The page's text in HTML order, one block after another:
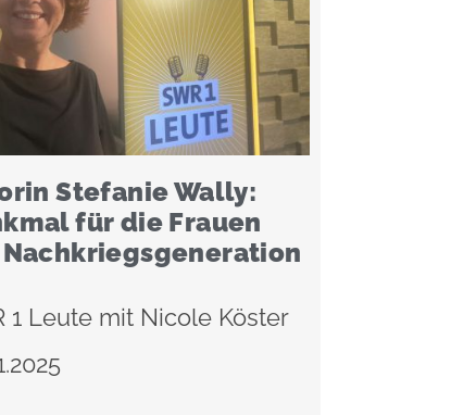
Stefanie Wally:
für die Frauen
1 Leute mit Nicole Köster